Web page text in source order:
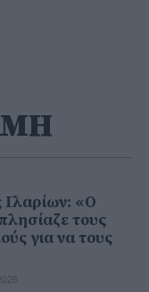
Ιλαρίων: «Ο
τους
για να τους